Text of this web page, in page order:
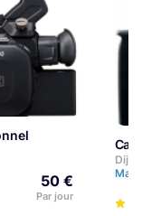
50 €
Par jour